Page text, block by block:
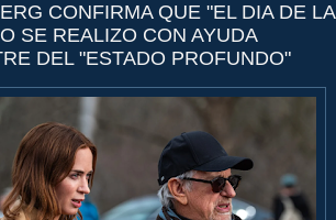
CONFIRMA QUE "EL DIA DE LA
SE REALIZO CON AYUDA
DEL "ESTADO PROFUNDO"